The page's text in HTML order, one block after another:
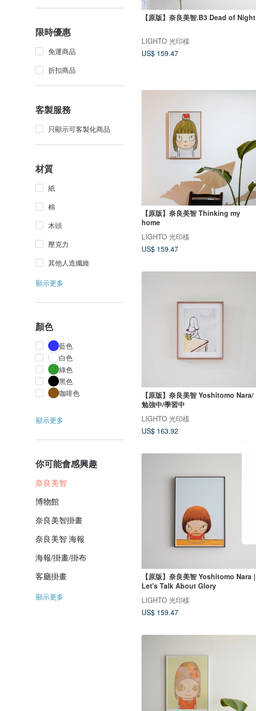
限時優惠
免運商品
折扣商品
客製服務
只顯示可客製化商品
材質
紙
棉
木頭
壓克力
其他人造纖維
顯示更多
顏色
藍色
白色
綠色
黑色
咖啡色
顯示更多
你可能會感興趣
奈良美智
博物館
奈良美智掛畫
奈良美智 海報
海報/掛畫/掛布
客廳掛畫
顯示更多
【原版】奈良美智.B3 Dead of Night
LIGHTO 光印樣
US$ 159.47
【原版】奈良美智 Thinking my
home
LIGHTO 光印樣
US$ 159.47
【原版】奈良美智 Yoshitomo Nara/
勉強中/學習中
LIGHTO 光印樣
US$ 163.92
【原版】奈良美智 Yoshitomo Nara |
Let's Talk About Glory
LIGHTO 光印樣
US$ 159.47